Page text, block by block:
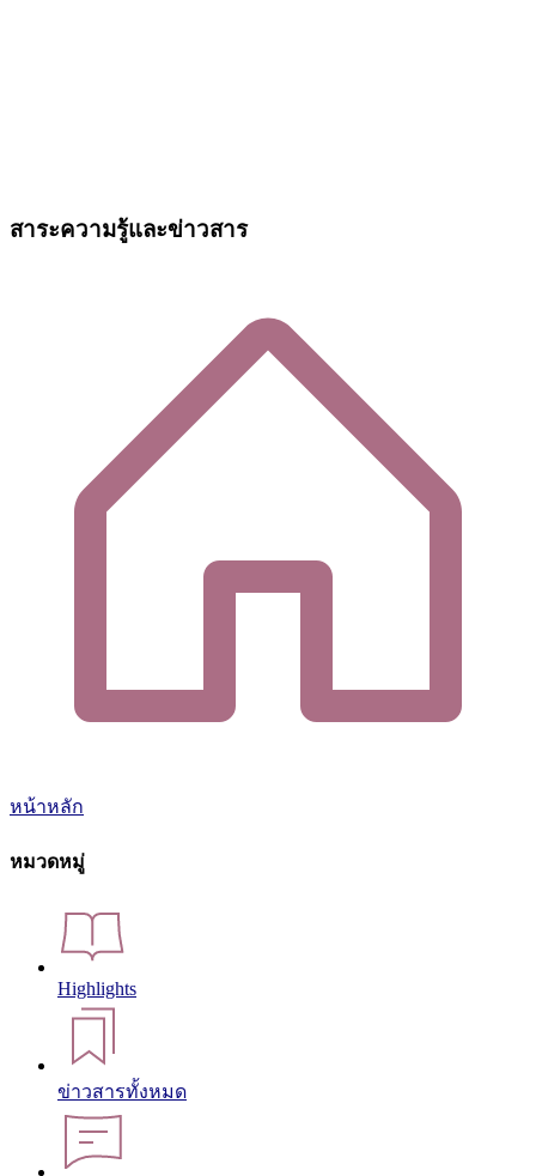
สาระความรู้และข่าวสาร
หน้าหลัก
หมวดหมู่
Highlights
ข่าวสารทั้งหมด